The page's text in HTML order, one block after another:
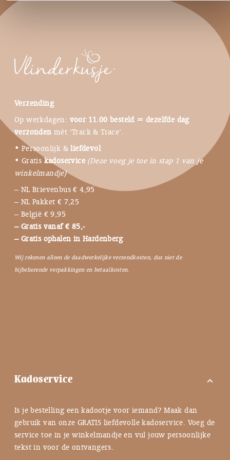
Verzending
Op werkdagen: voor 11.00 besteld = dezelfde dag
verzonden mét ‘Track & Trace’.
• Persoonlijk &liefdevol
• Gratis kadoservice (Deze voeg je toe in stap 1 van je
winkelmandje)
– NL Brievenbus € 4,95
– NL Pakket € 7,25
– België € 9,95
– Gratis vanaf € 85,-
– Gratis ophalen in Hardenberg
Wij rekenen alleen de daadwerkelijke verzendkosten, dus niet de
bijbehorende verpakkingen en betaalkosten.
Kadoservice expand_more
Is je bestelling een kadootje voor iemand? Maak dan
gebruik van onze GRATIS liefdevolle kadoservice. Voeg de
service toe in je winkelmandje en vul jouw persoonlijke
tekst in voor de ontvangers.